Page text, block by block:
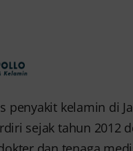
penyakit kelamin di
sejak tahun 2012